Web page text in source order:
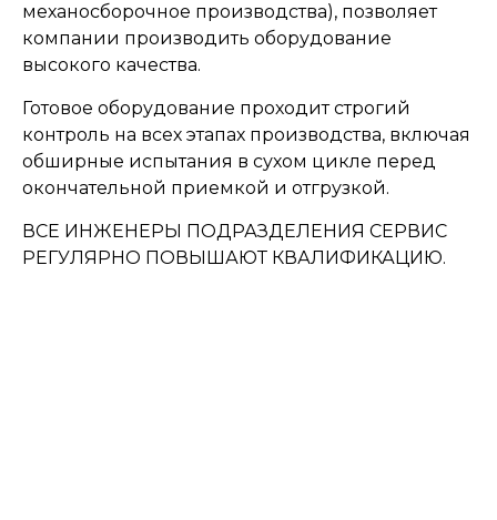
механосборочное производства), позволяет
компании производить оборудование
высокого качества.
Готовое оборудование проходит строгий
контроль на всех этапах производства, включая
обширные испытания в сухом цикле перед
окончательной приемкой и отгрузкой.
ВСЕ ИНЖЕНЕРЫ ПОДРАЗДЕЛЕНИЯ СЕРВИС
РЕГУЛЯРНО ПОВЫШАЮТ КВАЛИФИКАЦИЮ.